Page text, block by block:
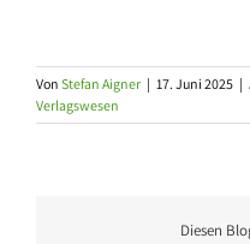
Von Stefan Aigner | 17. Juni 2025 |
Verlagswesen
Diesen